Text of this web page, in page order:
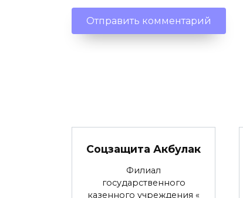
Соцзащита Акбулак
Филиал
государственного
казенного учреждения «